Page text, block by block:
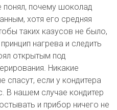
понял, почему шоколад
хотя его средняя
таких казусов не было,
нагрева и следить
открытым под
Никакие
спасут, если у кондитера
В нашем случае кондитер
и прибор ничего не